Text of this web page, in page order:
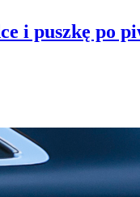
i puszkę po